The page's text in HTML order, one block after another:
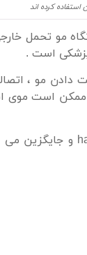
کرده اند
مو تحمل
است .
دادن مو ،
ممکن است موی
و جایگزین می